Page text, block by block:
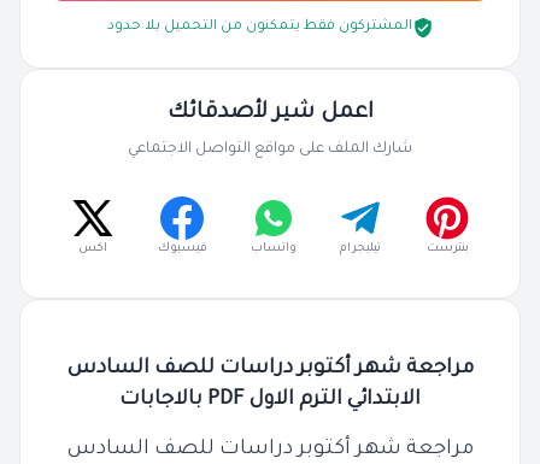
مراجعة شهر أكتوبر دراسات للصف السادس
الابتدائي الترم الاول PDF بالاجابات
مراجعة شهر أكتوبر دراسات للصف السادس
المشتركون فقط يتمكنون من التحميل بلا حدود
اعمل شير لأصدقائك
شارك الملف على مواقع التواصل الاجتماعي
بنترست تيليجرام واتساب فيسبوك اكس